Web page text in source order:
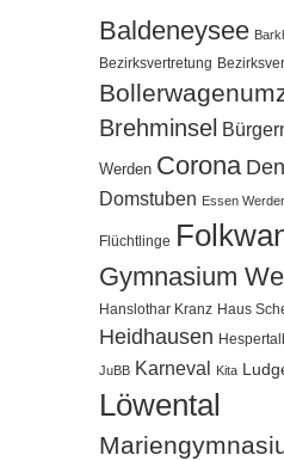
Baldeneysee
Bezirksvertretung
Brehminsel
Werden Corona
Domstuben Essen
Flüchtlinge
Gymnasium
Hanslothar Kranz Haus
Heidhausen
JuBB Karneval Kita
Löwental